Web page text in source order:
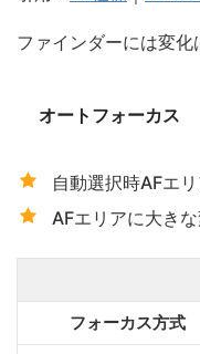
ファインダーには変化
オートフォーカス
自動選択時AFエ
AFエリアに大き
フォーカス方式